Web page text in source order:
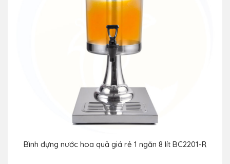
Bình đựng nước hoa quả giá rẻ 1 ngăn 8 lít BC2201-R